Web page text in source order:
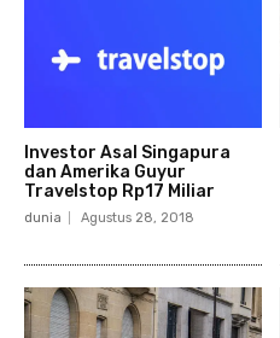
Investor Asal Singapura
dan Amerika Guyur
Travelstop Rp17 Miliar
dunia Agustus 28, 2018